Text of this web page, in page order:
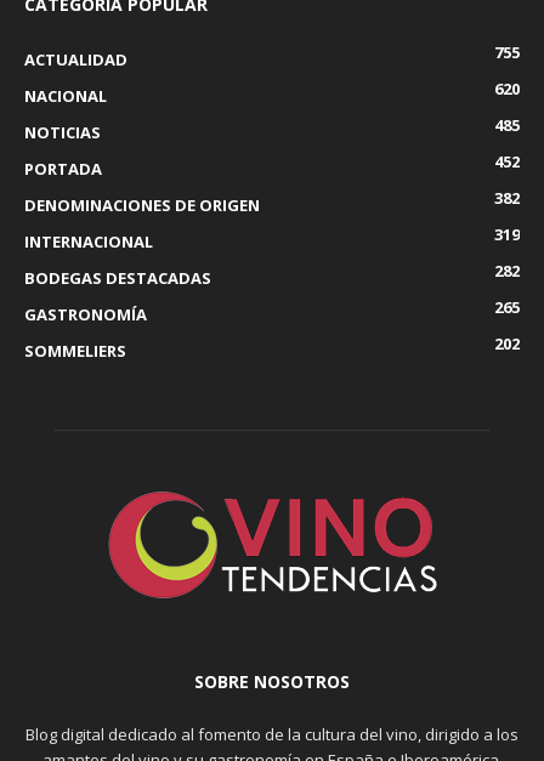
ACTUALIDAD
755
NACIONAL
620
NOTICIAS
485
PORTADA
452
DENOMINACIONES DE ORIGEN
382
INTERNACIONAL
319
BODEGAS DESTACADAS
282
GASTRONOMÍA
265
SOMMELIERS
202
SOBRE NOSOTROS
Blog digital dedicado al fomento de la cultura del vino, dirigido a los